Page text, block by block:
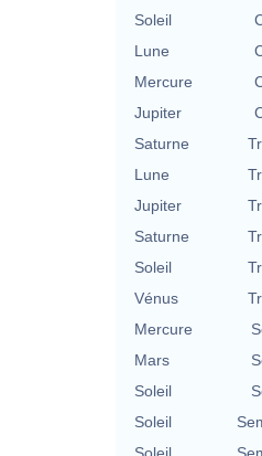
Soleil
Lune
Mercure
Jupiter
Saturne
Lune
Jupiter
Saturne
Soleil
Vénus
Mercure
Mars
Soleil
Soleil
Soleil